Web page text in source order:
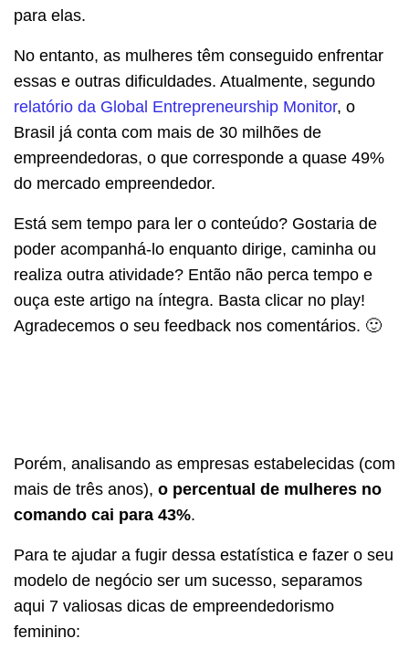
para elas.
No entanto, as mulheres têm conseguido enfrentar
essas e outras dificuldades. Atualmente, segundo
relatório da Global Entrepreneurship Monitor, o
Brasil já conta com mais de 30 milhões de
empreendedoras, o que corresponde a quase 49%
do mercado empreendedor.
Está sem tempo para ler o conteúdo? Gostaria de
poder acompanhá-lo enquanto dirige, caminha ou
realiza outra atividade? Então não perca tempo e
ouça este artigo na íntegra. Basta clicar no play!
Agradecemos o seu feedback nos comentários. 🙂
Porém, analisando as empresas estabelecidas (com
mais de três anos), o percentual de mulheres no
comando cai para 43%.
Para te ajudar a fugir dessa estatística e fazer o seu
modelo de negócio ser um sucesso, separamos
aqui 7 valiosas dicas de empreendedorismo
feminino: